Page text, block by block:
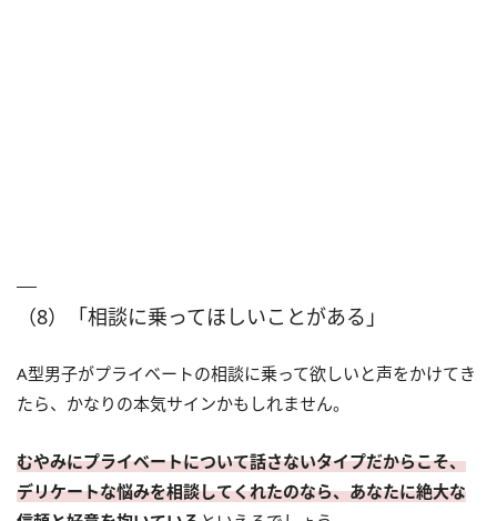
（8）「相談に乗ってほしいことがある」
A型男子がプライベートの相談に乗って欲しいと声をかけてき
たら、かなりの本気サインかもしれません。
むやみにプライベートについて話さないタイプだからこそ、
デリケートな悩みを相談してくれたのなら、あなたに絶大な